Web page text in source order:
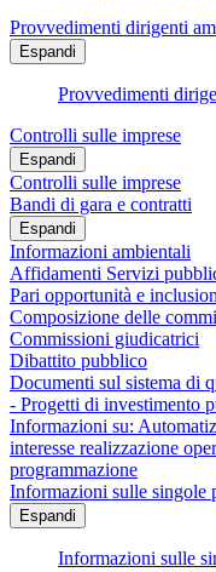
Provvedimenti dirigenti
Espandi
Provvedimenti
Controlli sulle imprese
Espandi
Controlli sulle imprese
Bandi di gara e contratti
Espandi
Informazioni ambientali
Affidamenti Servizi
Pari opportunità e
Composizione delle
Commissioni giudicatrici
Dibattito pubblico
Documenti sul sistema di
- Progetti di investimento
Informazioni su:
interesse realizzazione
programmazione
Informazioni sulle singole
Espandi
Informazioni sulle